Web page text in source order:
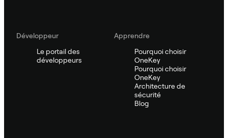
Développeur
Le portail des
développeurs
Apprendre
Pourquoi choisir
OneKey
Pourquoi choisir
OneKey
Architecture de
sécurité
Blog